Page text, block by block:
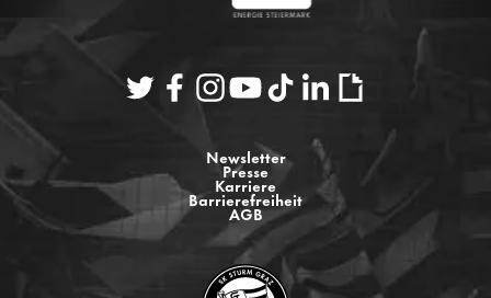
Newsletter
Presse
Karriere
Barrierefreiheit
AGB